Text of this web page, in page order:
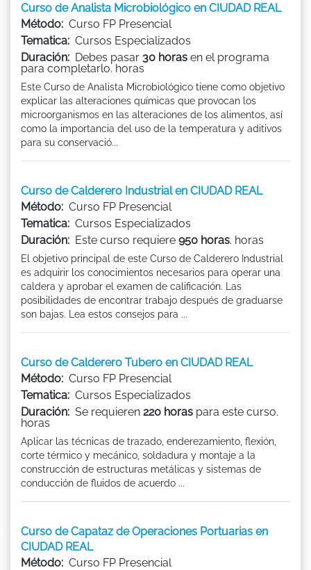
Curso de Analista Microbiológico en CIUDAD REAL
Método: Curso FP Presencial
Tematica: Cursos Especializados
Duración: Debes pasar 30 horas en el programa
para completarlo. horas
Este Curso de Analista Microbiológico tiene como objetivo
explicar las alteraciones químicas que provocan los
microorganismos en las alteraciones de los alimentos, así
como la importancia del uso de la temperatura y aditivos
para su conservació...
Curso de Calderero Industrial en CIUDAD REAL
Método: Curso FP Presencial
Tematica: Cursos Especializados
Duración: Este curso requiere 950 horas. horas
El objetivo principal de este Curso de Calderero Industrial
es adquirir los conocimientos necesarios para operar una
caldera y aprobar el examen de calificación. Las
posibilidades de encontrar trabajo después de graduarse
son bajas. Lea estos consejos para ...
Curso de Calderero Tubero en CIUDAD REAL
Método: Curso FP Presencial
Tematica: Cursos Especializados
Duración: Se requieren 220 horas para este curso.
horas
Aplicar las técnicas de trazado, enderezamiento, flexión,
corte térmico y mecánico, soldadura y montaje a la
construcción de estructuras metálicas y sistemas de
conducción de fluidos de acuerdo ...
Curso de Capataz de Operaciones Portuarias en
CIUDAD REAL
Método: Curso FP Presencial